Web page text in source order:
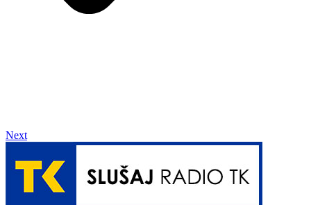
Next